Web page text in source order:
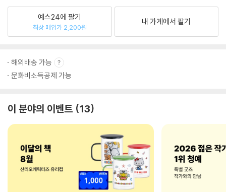
예스24에 팔기
최상 매입가 2,200원
내 가게에서 팔기
해외배송 가능
문화비소득공제 가능
이 분야의 이벤트 13